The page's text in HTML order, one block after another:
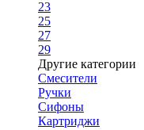
23
25
27
29
Другие категории
Смесители
Ручки
Сифоны
Картриджи